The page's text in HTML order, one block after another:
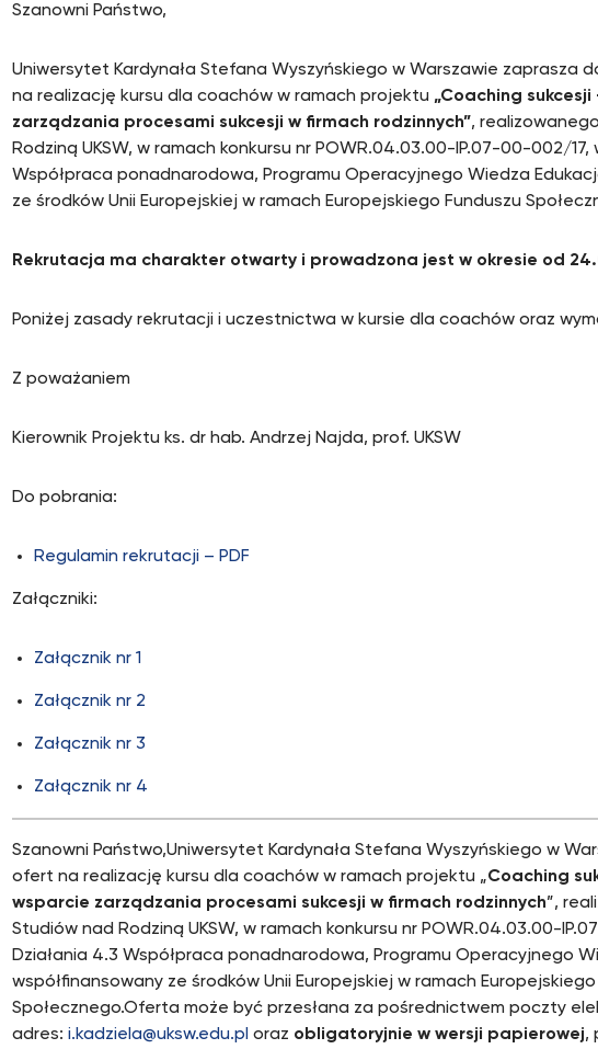
Szanowni Państwo,
Uniwersytet Kardynała Stefana Wyszyńskiego w Warszawie zaprasza
na realizację kursu dla coachów w ramach projektu „Coaching
zarządzania procesami sukcesji w firmach rodzinnych”,
Rodziną UKSW, w ramach konkursu nr POWR.04.03.00-IP.07-00-002/17,
Współpraca ponadnarodowa, Programu Operacyjnego Wiedza
ze środków Unii Europejskiej w ramach Europejskiego Funduszu
Rekrutacja ma charakter otwarty i prowadzona jest w okresie od
Poniżej zasady rekrutacji i uczestnictwa w kursie dla coachów oraz
Z poważaniem
Kierownik Projektu ks. dr hab. Andrzej Najda, prof. UKSW
Do pobrania:
Regulamin rekrutacji – PDF
Załączniki:
Załącznik nr 1
Załącznik nr 2
Załącznik nr 3
Załącznik nr 4
Szanowni Państwo,Uniwersytet Kardynała Stefana Wyszyńskiego w
ofert na realizację kursu dla coachów w ramach projektu „Coaching
wsparcie zarządzania procesami sukcesji w firmach rodzinnych”,
Studiów nad Rodziną UKSW, w ramach konkursu nr POWR.04.03.00-
Działania 4.3 Współpraca ponadnarodowa, Programu Operacyjnego
współfinansowany ze środków Unii Europejskiej w ramach Europejskiego
Społecznego.Oferta może być przesłana za pośrednictwem poczty
adres:i.kadziela@uksw.edu.pl oraz obligatoryjnie w wersji papierowej,